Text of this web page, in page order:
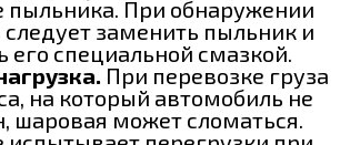
пыльника. При обнаружении
заменить пыльник и
его специальной смазкой.
При перевозке груза
на который автомобиль не
шаровая может сломаться.